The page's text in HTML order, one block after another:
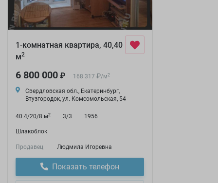
1-комнатная квартира, 40,40
м2
6 800 000 ₽ 168 317 ₽/м2
Свердловская обл., Екатеринбург,
Втузгородок, ул. Комсомольская, 54
40.4/20/8 м2 3/3 1956
Шлакоблок
Продавец Людмила Игоревна
Показать телефон